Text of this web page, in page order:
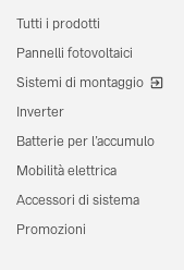
Tutti i prodotti
Pannelli fotovoltaici
Sistemi di montaggio
Inverter
Batterie per l’accumulo
Mobilità elettrica
Accessori di sistema
Promozioni